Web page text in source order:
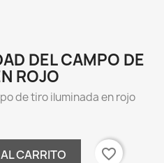
DEL CAMPO DE
ROJO
de tiro iluminada en rojo
CARRITO favorite_border